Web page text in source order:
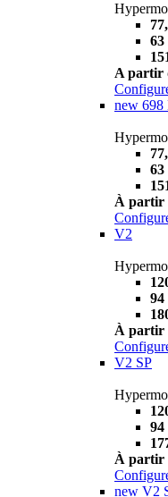
63
A partir
new 698
63
À partir
V2
94
À partir
V2 SP
94
À partir
new V2